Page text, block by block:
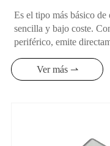
Es el tipo más básico
sencilla y bajo coste.
periférico, emite
adecuado para
frecuencia no es
Ver más ⇀